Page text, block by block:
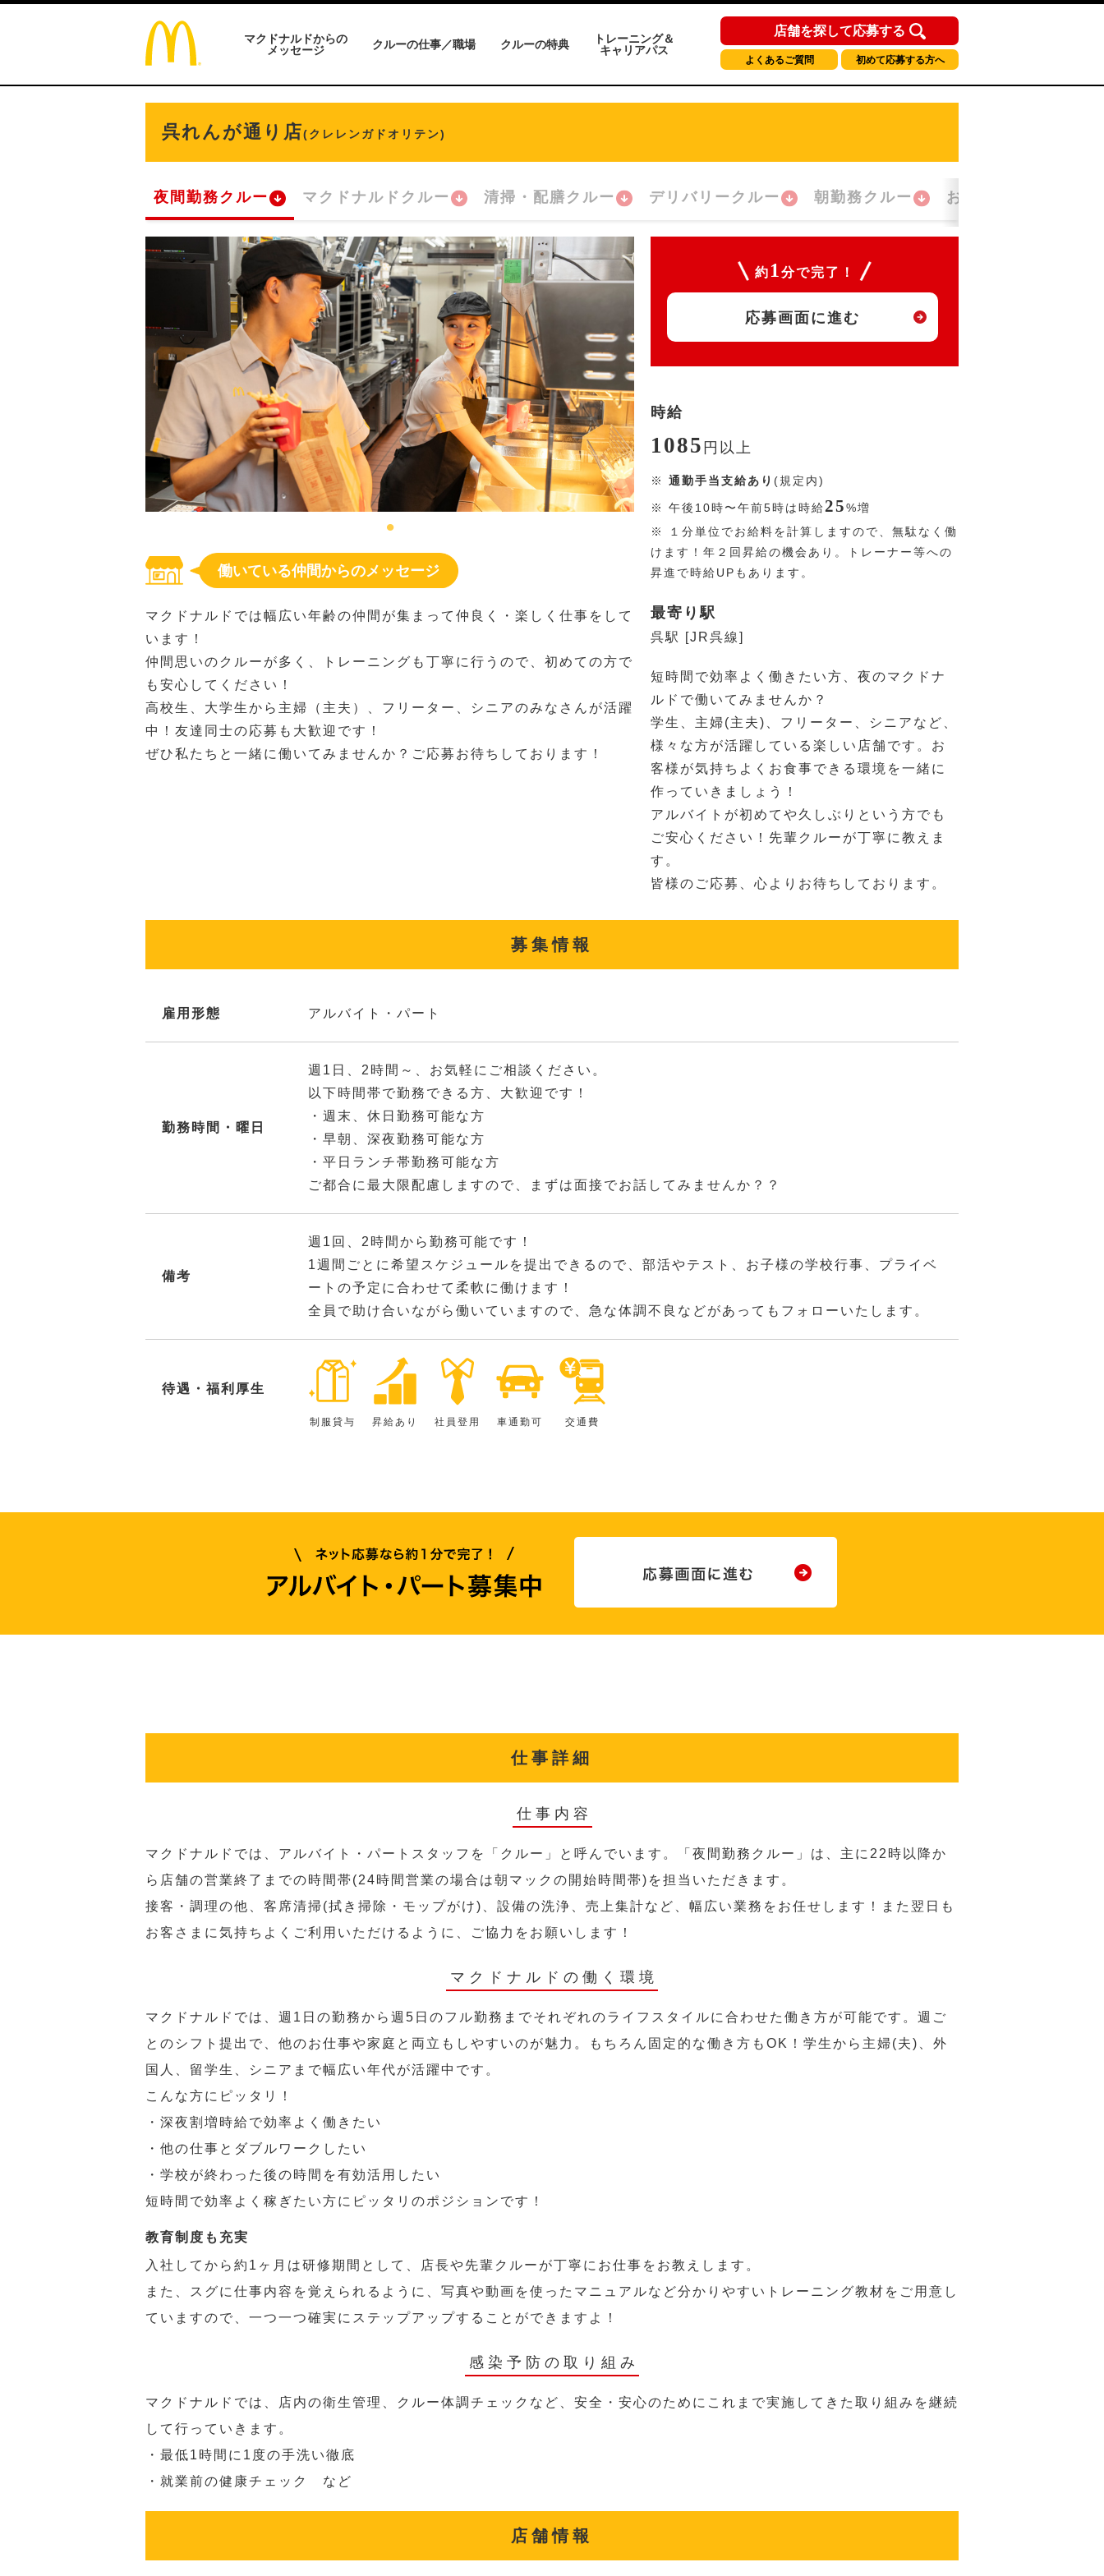
マクドナルドからの
メッセージ
クルーの仕事／職場 クルーの特典
トレーニング＆
キャリアパス
店舗を探して応募する
よくあるご質問 初めて応募する方へ
呉れんが通り店(クレレンガドオリテン)
夜間勤務クルー マクドナルドクルー 清掃・配膳クルー デリバリークルー 朝勤務クルー おかえり！クルー
働いている仲間からのメッセージ
マクドナルドでは幅広い年齢の仲間が集まって仲良く・楽しく仕事をして
います！
仲間思いのクルーが多く、トレーニングも丁寧に行うので、初めての方で
も安心してください！
高校生、大学生から主婦（主夫）、フリーター、シニアのみなさんが活躍
中！友達同士の応募も大歓迎です！
ぜひ私たちと一緒に働いてみませんか？ご応募お待ちしております！
約 1 分で完了！
応募画面に進む
時給
1085 円 以上
※ 通勤手当支給あり (規定内)
※ 午後10時〜午前5時は時給25%増
※
１分単位でお給料を計算しますので、無駄なく働
けます！年２回昇給の機会あり。トレーナー等への
昇進で時給UPもあります。
最寄り駅
呉駅 [JR呉線]
短時間で効率よく働きたい方、夜のマクドナ
ルドで働いてみませんか？
学生、主婦(主夫)、フリーター、シニアなど、
様々な方が活躍している楽しい店舗です。お
客様が気持ちよくお食事できる環境を一緒に
作っていきましょう！
アルバイトが初めてや久しぶりという方でも
ご安心ください！先輩クルーが丁寧に教えま
す。
皆様のご応募、心よりお待ちしております。
募集情報
雇用形態 アルバイト・パート
勤務時間・曜日
週1日、2時間～、お気軽にご相談ください。
以下時間帯で勤務できる方、大歓迎です！
・週末、休日勤務可能な方
・早朝、深夜勤務可能な方
・平日ランチ帯勤務可能な方
ご都合に最大限配慮しますので、まずは面接でお話してみませんか？？
備考
週1回、2時間から勤務可能です！
1週間ごとに希望スケジュールを提出できるので、部活やテスト、お子様の学校行事、プライベ
ートの予定に合わせて柔軟に働けます！
全員で助け合いながら働いていますので、急な体調不良などがあってもフォローいたします。
待遇・福利厚生
制服貸与 昇給あり 社員登用 車通勤可 交通費
仕事詳細
仕事内容
マクドナルドでは、アルバイト・パートスタッフを「クルー」と呼んでいます。「夜間勤務クルー」は、主に22時以降か
ら店舗の営業終了までの時間帯(24時間営業の場合は朝マックの開始時間帯)を担当いただきます。
接客・調理の他、客席清掃(拭き掃除・モップがけ)、設備の洗浄、売上集計など、幅広い業務をお任せします！また翌日も
お客さまに気持ちよくご利用いただけるように、ご協力をお願いします！
マクドナルドの働く環境
マクドナルドでは、週1日の勤務から週5日のフル勤務までそれぞれのライフスタイルに合わせた働き方が可能です。週ご
とのシフト提出で、他のお仕事や家庭と両立もしやすいのが魅力。もちろん固定的な働き方もOK！学生から主婦(夫)、外
国人、留学生、シニアまで幅広い年代が活躍中です。
こんな方にピッタリ！
・深夜割増時給で効率よく働きたい
・他の仕事とダブルワークしたい
・学校が終わった後の時間を有効活用したい
短時間で効率よく稼ぎたい方にピッタリのポジションです！
教育制度も充実
入社してから約1ヶ月は研修期間として、店長や先輩クルーが丁寧にお仕事をお教えします。
また、スグに仕事内容を覚えられるように、写真や動画を使ったマニュアルなど分かりやすいトレーニング教材をご用意し
ていますので、一つ一つ確実にステップアップすることができますよ！
感染予防の取り組み
マクドナルドでは、店内の衛生管理、クルー体調チェックなど、安全・安心のためにこれまで実施してきた取り組みを継続
して行っていきます。
・最低1時間に1度の手洗い徹底
・就業前の健康チェック など
店舗情報